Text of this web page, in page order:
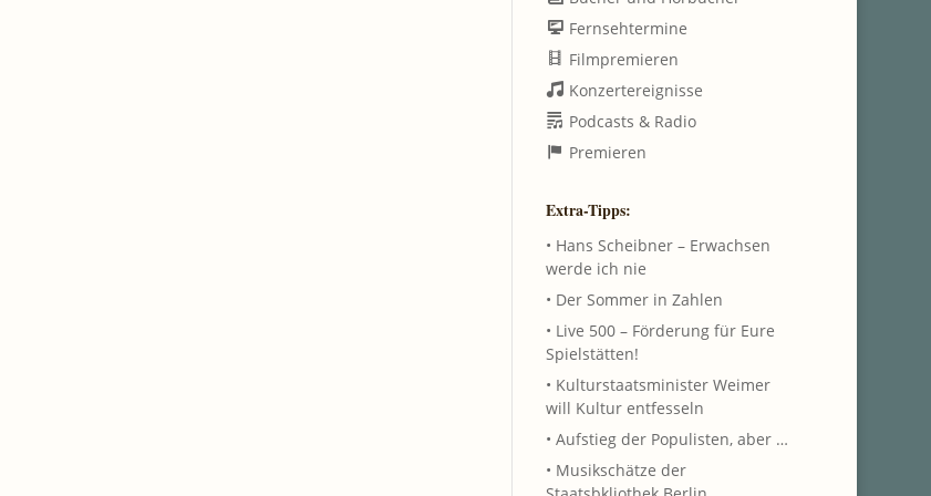
Fernsehtermine
Filmpremieren
Konzertereignisse
Podcasts & Radio
Premieren
Extra-Tipps:
• Hans Scheibner – Erwachsen
werde ich nie
• Der Sommer in Zahlen
• Live 500 – Förderung für Eure
Spielstätten!
• Kulturstaatsminister Weimer
will Kultur entfesseln
• Aufstieg der Populisten, aber …
• Musikschätze der